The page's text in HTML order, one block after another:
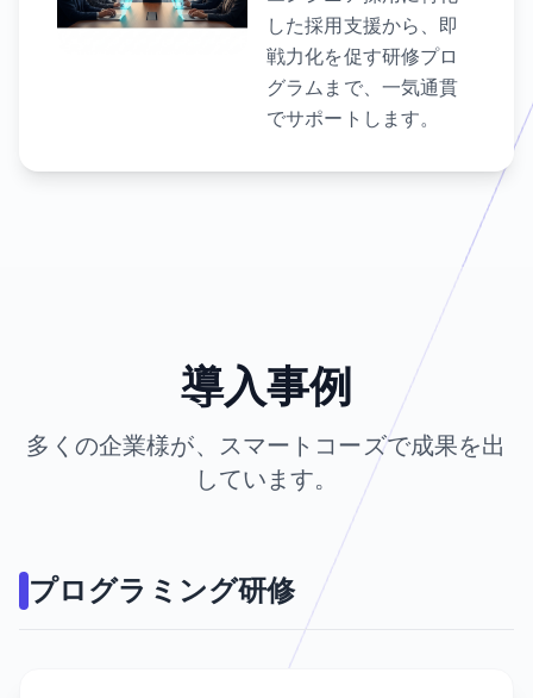
した採用支援から、即
戦力化を促す研修プロ
グラムまで、一気通貫
でサポートします。
導入事例
多くの企業様が、スマートコーズで成果を出
しています。
プログラミング研修